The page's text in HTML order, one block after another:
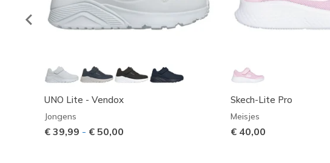
UNO Lite - Vendox
Jongens
€ 39,99 - € 50,00
Skech-Lite Pro
Meisjes
€ 40,00